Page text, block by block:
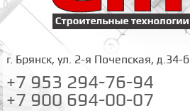
г. Брянск, ул. 2-я Почепская, д.34-б
+7 953 294-76-94
+7 900 694-00-07